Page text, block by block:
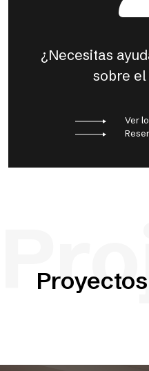
¿Necesitas
sobre
Ver